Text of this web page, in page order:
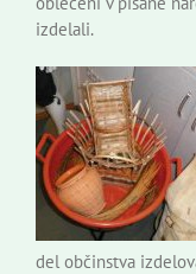
izdelali.
del občinstva